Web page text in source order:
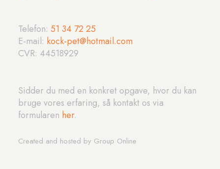
Telefon: 51 34 72 25​
E-mail: kock-pet@hotmail.com
CVR: ​44518929
​Sidder du med en konkret opgave, hvor du kan
bruge vores erfaring, så kontakt os via
formularen her.​​​
Created and hosted by Group Online